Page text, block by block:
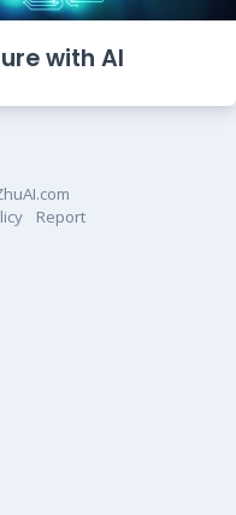
with AI
Report